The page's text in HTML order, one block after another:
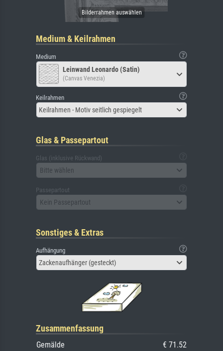
Medium & Keilrahmen
Medium
Leinwand Leonardo (Satin)
(Canvas Venezia)
Keilrahmen
Keilrahmen - Motiv seitlich gespiegelt
Glas & Passepartout
Glas (inklusive Rückwand)
Bitte wählen
Passepartout
Kein Passepartout
Sonstiges & Extras
Aufhängung
Zackenaufhänger (gesteckt)
Zusammenfassung
Gemälde € 71.52